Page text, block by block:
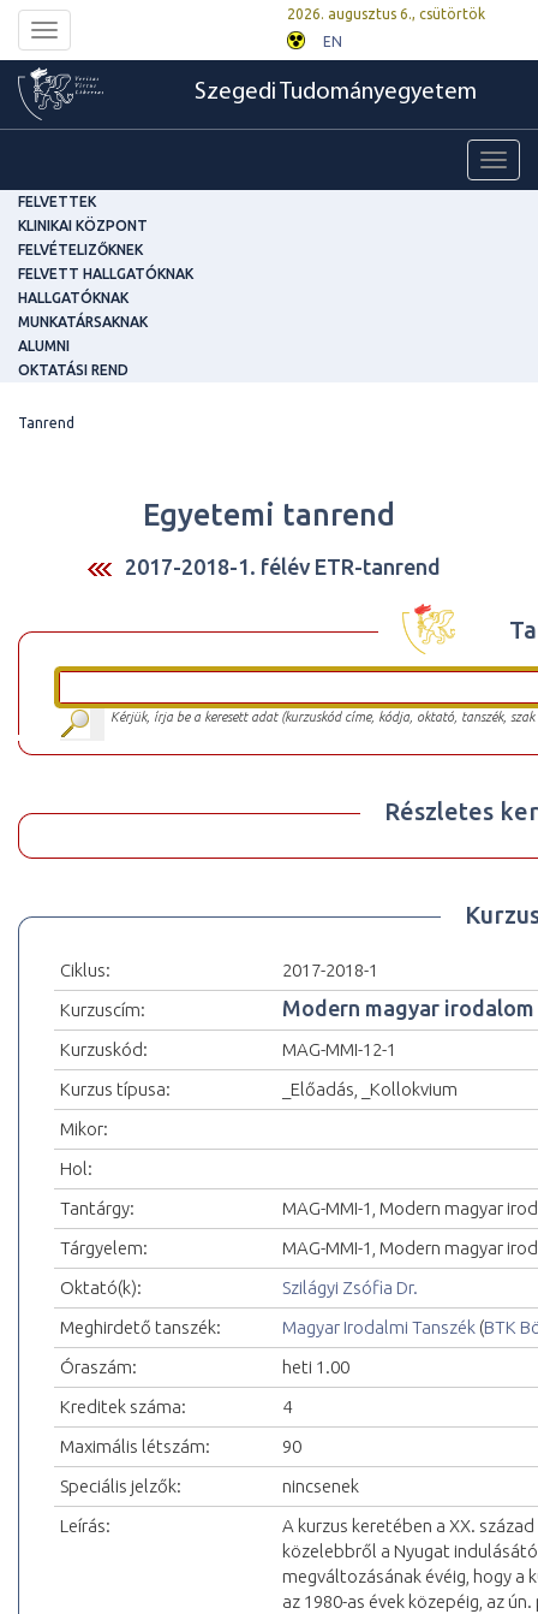
Toggle
navigation
2026. augusztus 6., csütörtök
EN
Szegedi Tudományegyetem
FELVETTEK
KLINIKAI KÖZPONT
FELVÉTELIZŐKNEK
FELVETT HALLGATÓKNAK
HALLGATÓKNAK
MUNKATÁRSAKNAK
ALUMNI
OKTATÁSI REND
Tanrend
Egyetemi tanrend
2017-2018-1. félév ETR-tanrend
Kérjük, írja be a keresett adat (kurzuskód címe, kódja, oktató, tanszék,
Részletes
Ciklus:
2017-2018-1
Kurzuscím:
Modern magyar irodalom
Kurzuskód:
MAG-MMI-12-1
Kurzus típusa:
_Előadás, _Kollokvium
Mikor:
Hol:
Tantárgy:
MAG-MMI-1, Modern magyar
Tárgyelem:
MAG-MMI-1, Modern magyar
Oktató(k):
Szilágyi Zsófia Dr.
Meghirdető tanszék:
Magyar Irodalmi Tanszék (BTK
Óraszám:
heti 1.00
Kreditek száma:
4
Maximális létszám:
90
Speciális jelzők:
nincsenek
Leírás:
A kurzus keretében a XX.
közelebbről a Nyugat
megváltozásának évéig, hogy
az 1980-as évek közepéig, az